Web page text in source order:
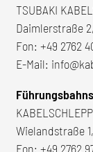
TSUBAKI
Daimlerstraße
Fon: +49 2762
E-Mail:
Wielandstraße
Fon: +49 2762